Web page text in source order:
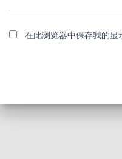
在此浏览器中保存我的